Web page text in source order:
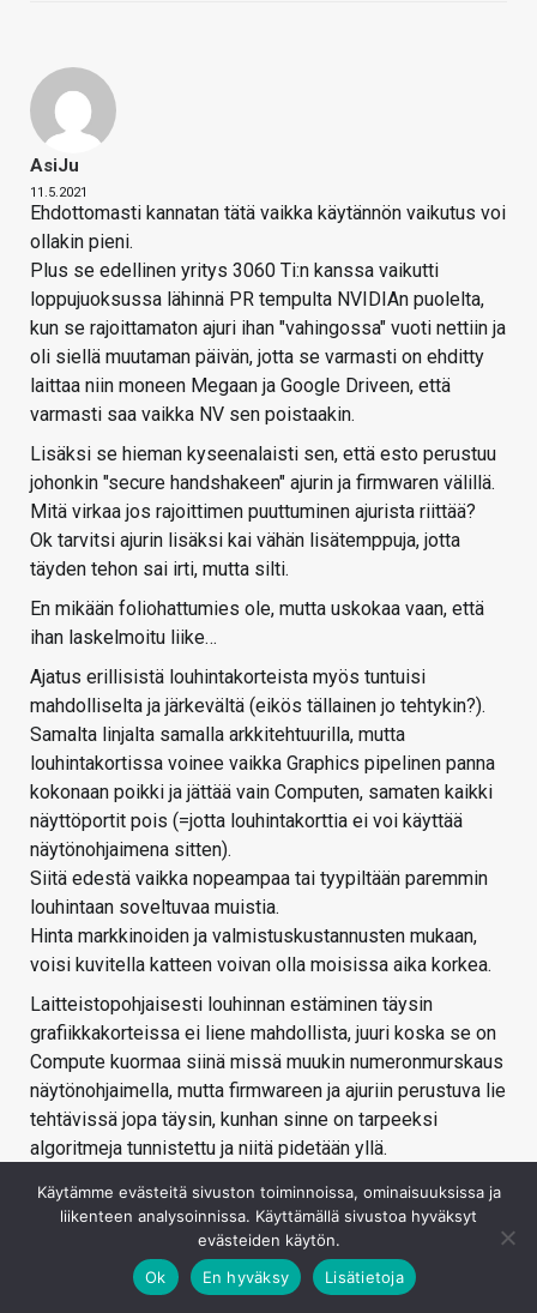
AsiJu
11.5.2021
Ehdottomasti kannatan tätä vaikka käytännön vaikutus voi
ollakin pieni.
Plus se edellinen yritys 3060 Ti:n kanssa vaikutti
loppujuoksussa lähinnä PR tempulta NVIDIAn puolelta,
kun se rajoittamaton ajuri ihan "vahingossa" vuoti nettiin ja
oli siellä muutaman päivän, jotta se varmasti on ehditty
laittaa niin moneen Megaan ja Google Driveen, että
varmasti saa vaikka NV sen poistaakin.
Lisäksi se hieman kyseenalaisti sen, että esto perustuu
johonkin "secure handshakeen" ajurin ja firmwaren välillä.
Mitä virkaa jos rajoittimen puuttuminen ajurista riittää?
Ok tarvitsi ajurin lisäksi kai vähän lisätemppuja, jotta
täyden tehon sai irti, mutta silti.
En mikään foliohattumies ole, mutta uskokaa vaan, että
ihan laskelmoitu liike…
Ajatus erillisistä louhintakorteista myös tuntuisi
mahdolliselta ja järkevältä (eikös tällainen jo tehtykin?).
Samalta linjalta samalla arkkitehtuurilla, mutta
louhintakortissa voinee vaikka Graphics pipelinen panna
kokonaan poikki ja jättää vain Computen, samaten kaikki
näyttöportit pois (=jotta louhintakorttia ei voi käyttää
näytönohjaimena sitten).
Siitä edestä vaikka nopeampaa tai tyypiltään paremmin
louhintaan soveltuvaa muistia.
Hinta markkinoiden ja valmistuskustannusten mukaan,
voisi kuvitella katteen voivan olla moisissa aika korkea.
Laitteistopohjaisesti louhinnan estäminen täysin
grafiikkakorteissa ei liene mahdollista, juuri koska se on
Compute kuormaa siinä missä muukin numeronmurskaus
näytönohjaimella, mutta firmwareen ja ajuriin perustuva lie
tehtävissä jopa täysin, kunhan sinne on tarpeeksi
algoritmeja tunnistettu ja niitä pidetään yllä.
huomaa, että ei ole ajan tasalla. Lisää toki loppukäyttäjän
vaivaa melkoisesti saati flashaamiseen liittyvät riskit.
Sitä suuremmalla syyllä, mikäli louhintaan olisi omat
Käytämme evästeitä sivuston toiminnoissa, ominaisuuksissa ja
liikenteen analysoinnissa. Käyttämällä sivustoa hyväksyt
evästeiden käytön.
Ok
En hyväksy Lisätietoja